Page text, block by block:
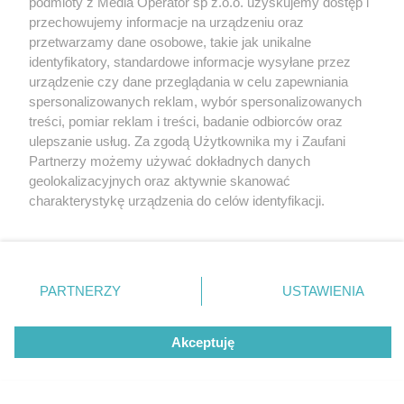
Tarnowskie Góry
Ruda Śląska
Świętochłowice
Tychy
Bytom
Katowice
Gliwice
Zabrze
Zagłębie
Newsletter
Reklama
przechowujemy informacje na urządzeniu oraz
przetwarzamy dane osobowe, takie jak unikalne
identyfikatory, standardowe informacje wysyłane przez
urządzenie czy dane przeglądania w celu zapewniania
spersonalizowanych reklam, wybór spersonalizowanych
treści, pomiar reklam i treści, badanie odbiorców oraz
ulepszanie usług. Za zgodą Użytkownika my i Zaufani
Partnerzy możemy używać dokładnych danych
geolokalizacyjnych oraz aktywnie skanować
charakterystykę urządzenia do celów identyfikacji.
zmienić/wycofać klikając przycisk ustawień prywatności
znajdujący się w lewym dolnym rogu strony
rodzaje przetwarzania danych nie wymagają zgody
użytkownika, ale masz prawo sprzeciwić się takiemu
przetwarzaniu. Preferencje będą miały zastosowania tylko
PARTNERZY USTAWIENIA
Akceptuję